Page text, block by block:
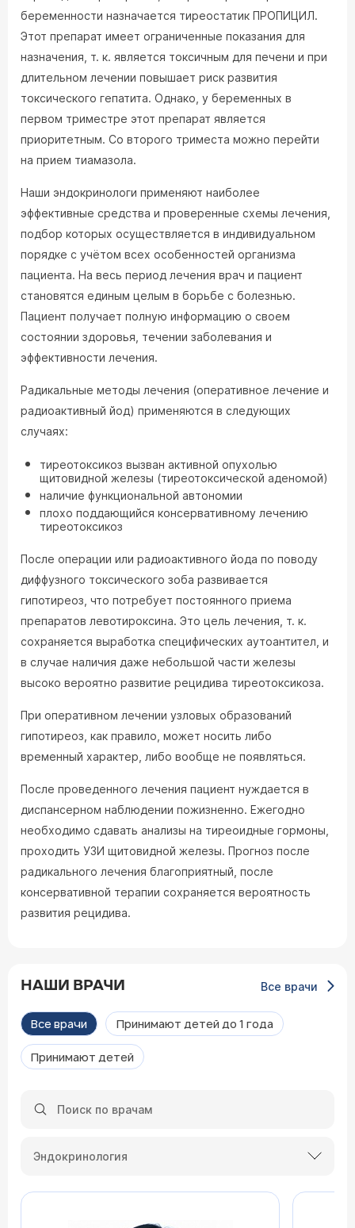
беременности назначается тиреостатик ПРОПИЦИЛ.
Этот препарат имеет ограниченные показания для
назначения, т. к. является токсичным для печени и при
длительном лечении повышает риск развития
токсического гепатита. Однако, у беременных в
первом триместре этот препарат является
приоритетным. Со второго триместа можно перейти
на прием тиамазола.
Наши эндокринологи применяют наиболее
эффективные средства и проверенные схемы лечения,
подбор которых осуществляется в индивидуальном
порядке с учётом всех особенностей организма
пациента. На весь период лечения врач и пациент
становятся единым целым в борьбе с болезнью.
Пациент получает полную информацию о своем
состоянии здоровья, течении заболевания и
эффективности лечения.
Радикальные методы лечения (оперативное лечение и
радиоактивный йод) применяются в следующих
случаях:
тиреотоксикоз вызван активной опухолью
щитовидной железы (тиреотоксической аденомой)
наличие функциональной автономии
плохо поддающийся консервативному лечению
тиреотоксикоз
После операции или радиоактивного йода по поводу
диффузного токсического зоба развивается
гипотиреоз, что потребует постоянного приема
препаратов левотироксина. Это цель лечения, т. к.
сохраняется выработка специфических аутоантител, и
в случае наличия даже небольшой части железы
высоко вероятно развитие рецидива тиреотоксикоза.
При оперативном лечении узловых образований
гипотиреоз, как правило, может носить либо
временный характер, либо вообще не появляться.
После проведенного лечения пациент нуждается в
диспансерном наблюдении пожизненно. Ежегодно
необходимо сдавать анализы на тиреоидные гормоны,
проходить УЗИ щитовидной железы. Прогноз после
радикального лечения благоприятный, после
консервативной терапии сохраняется вероятность
развития рецидива.
НАШИ ВРАЧИ Все врачи
Все врачи Принимают детей до 1 года
Принимают детей
Эндокринология